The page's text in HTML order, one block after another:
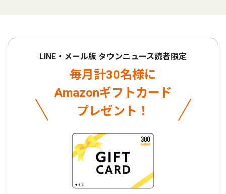
LINE・メール版 タウンニュース読者限定
毎月計30名様に
Amazonギフトカード
プレゼント！